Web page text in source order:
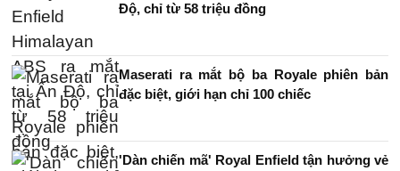
Độ, chỉ từ 58 triệu đồng
Maserati ra mắt bộ ba Royale phiên bản
đặc biệt, giới hạn chỉ 100 chiếc
'Dàn chiến mã' Royal Enfield tận hưởng vẻ